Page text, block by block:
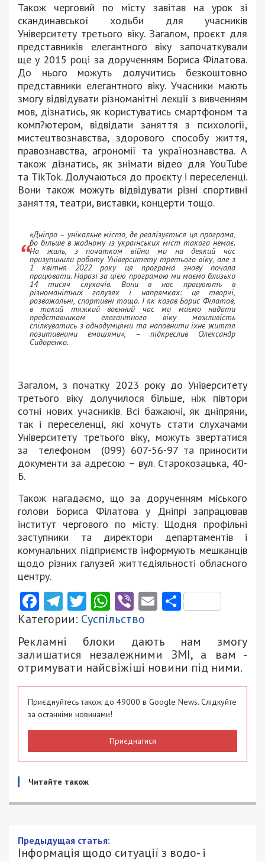
Також черговий по місту завітав на урок зі
скандинавської ходьби для учасників
Університету третього віку. Загалом, проєкт для
представників елегантного віку започаткували
ще у 2015 році за дорученням Бориса Філатова.
До нього можуть долучитись безкоштовно
представники елегантного віку. Учасники мають
змогу відвідувати різноманітні лекції з вивченням
мов, дізнатись, як користуватись смартфоном та
комп?ютером, відвідати заняття з психології,
мистецтвознавства, здорового способу життя,
правознавства, агрономії та українознавства. А
також дізнатись, як знімати відео для YouTube
та TikTok. Долучаються до проєкту і переселенці.
Вони також можуть відвідувати різні спортивні
заняття, театри, виставки, концерти тощо.
«Дніпро – унікальне місто, де реалізується ця програма,
бо більше в жодному із українських міст такого немає.
На жаль, з початком війни ми на деякий час
призупинили роботу Університету третього віку, але з
1 квітня 2022 року ця програма знову почала
працювати. Наразі за цією програмою ми маємо близько
14 тисяч слухачів. Вони в нас працюють в
різноманітних галузях і напрямках: це творчі,
розважальні, спортивні тощо. І як казав Борис Філатов,
в такий тяжкий воєнний час ми маємо надати
представникам елегантного віку можливість
спілкуватись з однодумцями та наповнити їхнє життя
позитивними емоціями», – підкреслив Олександр
Сидоренко.
Загалом, з початку 2023 року до Університету
третього віку долучилося більше, ніж півтори
сотні нових учасників. Всі бажаючі, як дніпряни,
так і переселенці, які хочуть стати слухачами
Університету третього віку, можуть звертатися
за телефоном (099) 607-56-97 та приносити
документи за адресою – вул. Старокозацька, 40-
Б.
Також нагадаємо, що за дорученням міського
голови Бориса Філатова у Дніпрі запрацював
інститут чергового по місту. Щодня профільні
заступники та директори департаментів і
комунальних підприємств інформують мешканців
щодо різних галузей життєдіяльності обласного
центру.
Facebook
Telegram
Twitter
WhatsApp
ViberEmail
Категории: Суспільство
Рекламні блоки дають нам змогу
залишатися незалежними ЗМІ, а вам -
отримувати найсвіжіші новини під ними.
Приєднуйтесь також до 49000 в Google News. Слідкуйте
за останніми новинами!
Приєднатися
Читайте також
Предыдущая статья:
Інформація щодо ситуації з водо- і